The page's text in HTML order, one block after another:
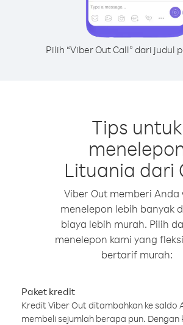
Pilih “Viber Out Call” dari judul
Tips untuk
Lituania dari
Viber Out memberi Anda
menelepon lebih banyak
biaya lebih murah. Pilih
menelepon kami yang
bertarif murah:
Paket kredit
Kredit Viber Out ditambahkan ke saldo
membeli sejumlah berapa pun. Dengan